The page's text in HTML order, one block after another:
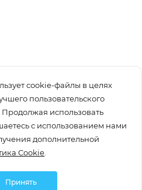
cookie-файлы в целях
пользовательского
использовать
с использованием нами
дополнительной
Cookie
Принять